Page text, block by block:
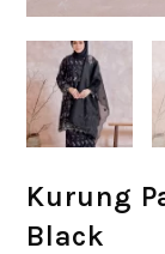
Kurung
Black